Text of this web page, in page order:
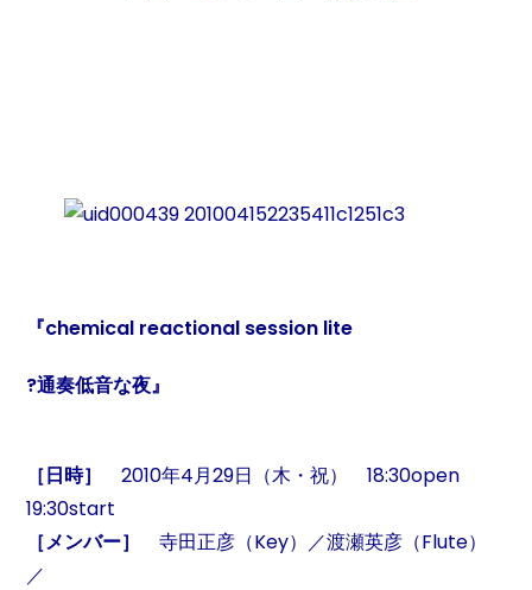
『chemical reactional session lite
?通奏低音な夜』
［日時］ 2010年4月29日（木・祝） 18:30open
19:30start
［メンバー］
寺田正彦（Key）／渡瀬英彦（Flute）
／